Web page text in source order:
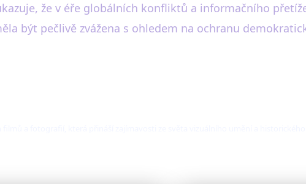
že v éře globálních konfliktů a informačního
být pečlivě zvážena s ohledem na ochranu